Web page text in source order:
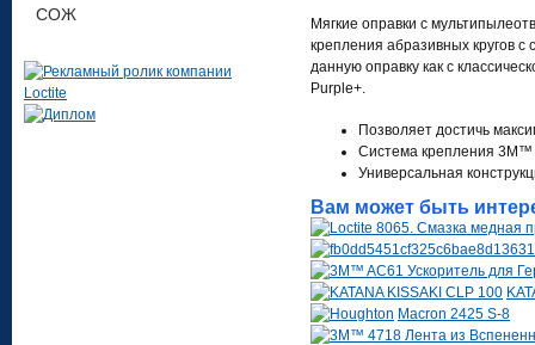
СОЖ
Мягкие оправки с
крепления абразивных кругов
данную оправку как с
Purple+.
Позволяет достичь
Система крепления
Универсальная
Вам может быть
Macron 2425 S-8